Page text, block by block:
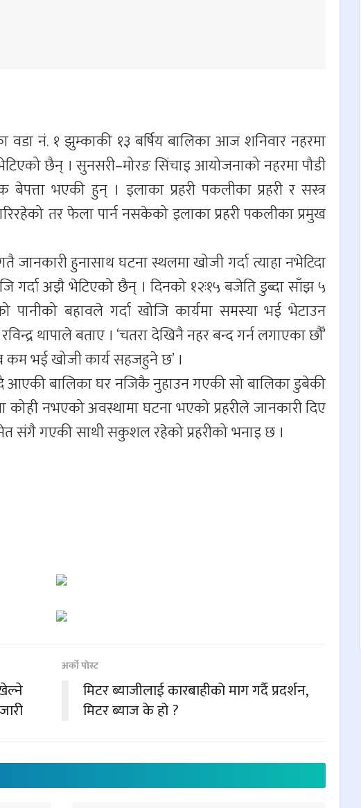
वडा नं. १ झुम्काकी १३ बर्षिय बालिका आज शनिवार नहरमा
छैन् । सुनसरी–मोरङ सिंचाइ आयोजनाको नहरमा पौडी
भएकी हुन् । इलाका प्रहरी पकलीका प्रहरी र सस्त्र
तर फेला पार्न नसकेको इलाका प्रहरी पकलीका प्रमुख
हुनासाथ घटना स्थलमा खोजी गर्दा त्याहा नभेटिदा
गर्दा अझै भेटिएको छैन् । दिनको १२ः१५ बजेति डुब्दा साँझ ५
बहावले गर्दा खोजि कार्यमा समस्या भई भेटाउन
थापाले बताए । ‘चतरा देखिनै नहर बन्द गर्न लगाएका छौँ’
कम भई खोजी कार्य सहजहुने छ’ ।
आएकी बालिका घर नजिकै नुहाउन गएकी सो बालिका डुबेकी
नभएको अवस्थामा घटना भएको प्रहरीले जानकारी दिए
संगै गएकी साथी सकुशल रहेको प्रहरीको भनाइ छ ।
अर्काे पाेस्ट
मिटर ब्याजीलाई कारबाहीको माग गर्दै प्रदर्शन,
मिटर ब्याज के हो ?